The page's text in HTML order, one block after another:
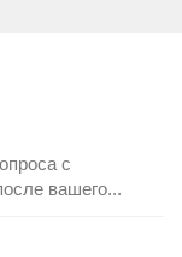
с
вашего...